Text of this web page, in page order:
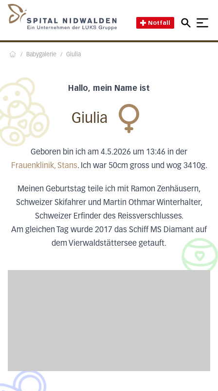
Notfall
/ Babygalerie / Giulia
Hallo, mein Name ist
Giulia
Geboren bin ich am 4.5.2026 um 13:46 in der
Frauenklinik, Stans. Ich war 50cm gross und wog 3410g.
Meinen Geburtstag teile ich mit Ramon Zenhäusern,
Schweizer Skifahrer und Martin Othmar Winterhalter,
Schweizer Erfinder des Reissverschlusses.
Am gleichen Tag wurde 2017 das Schiff MS Diamant auf
dem Vierwaldstättersee getauft.